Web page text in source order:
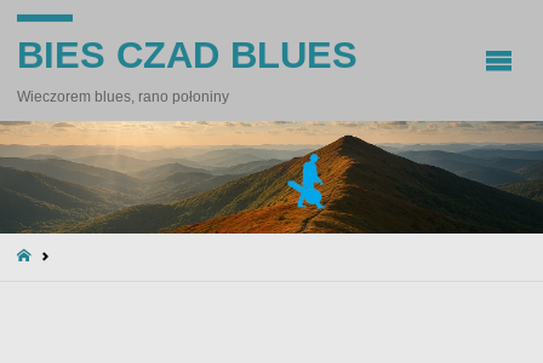
BIES CZAD BLUES
Wieczorem blues, rano połoniny
STRONA